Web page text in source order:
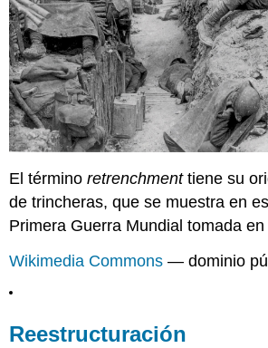
El términoretrenchmenttiene su
de trincheras, que se muestra en
Primera Guerra Mundial tomada
Wikimedia Commons — dominio
Reestructuración